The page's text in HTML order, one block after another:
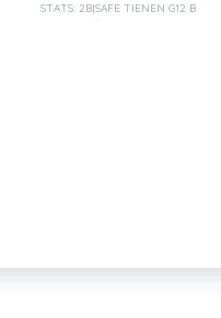
STATS: 2B|SAFE TIENEN G12 B